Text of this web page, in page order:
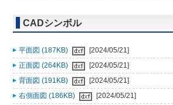
CADシンボル
平面図 (187KB)
[2024/05/21]
正面図 (264KB)
[2024/05/21]
背面図 (191KB)
[2024/05/21]
右側面図 (186KB)
[2024/05/21]